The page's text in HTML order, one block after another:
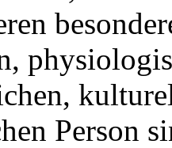
Person